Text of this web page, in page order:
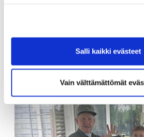
Salli kaikki evästeet
Vain välttämättömät